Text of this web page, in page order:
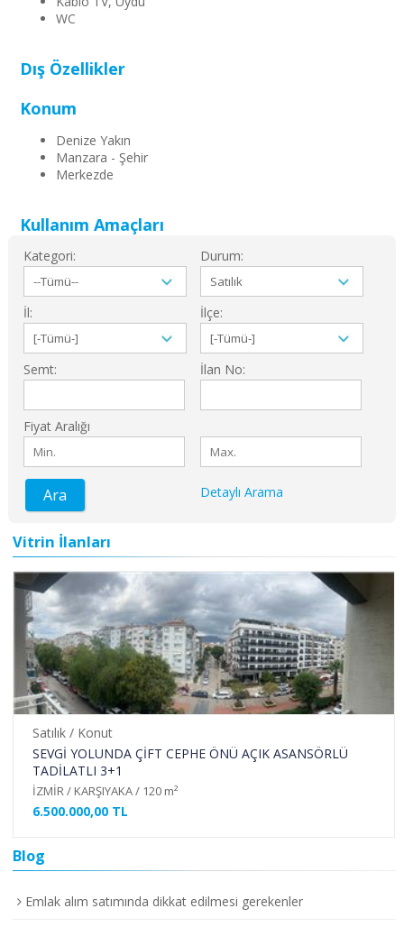
WC
Dış Özellikler
Konum
Denize Yakın
Manzara - Şehir
Merkezde
Kullanım Amaçları
Kategori: Durum:
İl: İlçe:
Semt: İlan No:
Fiyat Aralığı
Ara Detaylı Arama
Vitrin İlanları
Satılık / Konut
BOSTANLI TUZU BİBERİ ARKASINDA 6.NOTER
SOKAĞINDA OTOPARKLI 3+1
İZMİR / KARŞIYAKA / 140 m²
10.500.000,00 TL
Blog
Emlak alım satımında dikkat edilmesi gerekenler